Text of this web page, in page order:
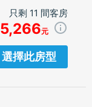
只剩 11 間客房
5,266元
選擇此房型